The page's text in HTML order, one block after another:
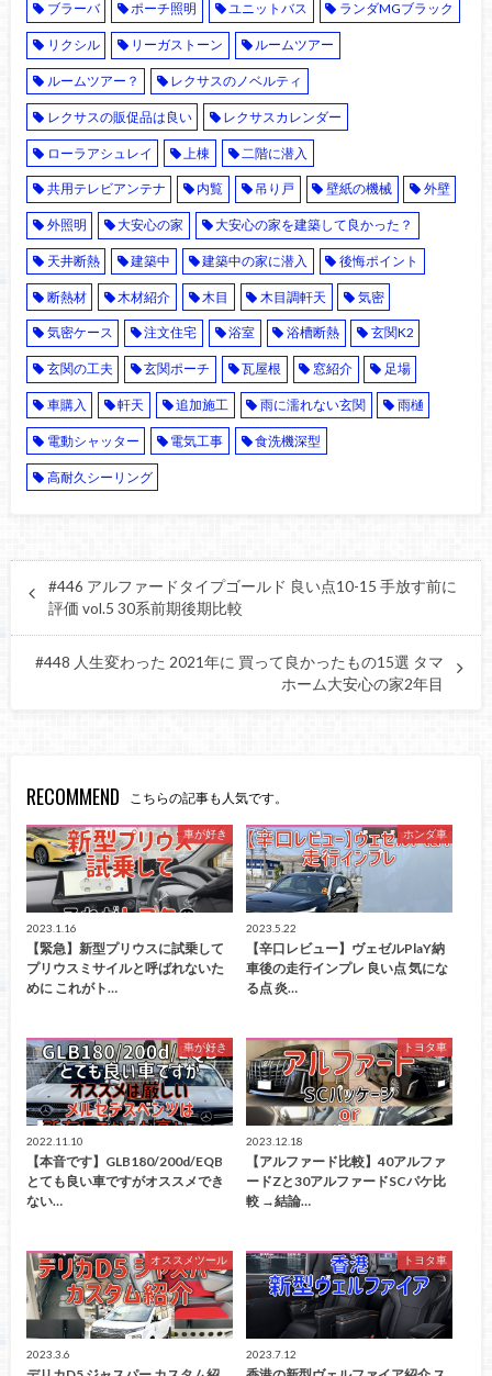
ブラーバ ポーチ照明 ユニットバス ランダMGブラック
リクシル リーガストーン ルームツアー
ルームツアー？ レクサスのノベルティ
レクサスの販促品は良い レクサスカレンダー
ローラアシュレイ 上棟 二階に潜入
共用テレビアンテナ 内覧 吊り戸 壁紙の機械 外壁
外照明 大安心の家 大安心の家を建築して良かった？
天井断熱 建築中 建築中の家に潜入 後悔ポイント
断熱材 木材紹介 木目 木目調軒天 気密
気密ケース 注文住宅 浴室 浴槽断熱 玄関K2
玄関の工夫 玄関ポーチ 瓦屋根 窓紹介 足場
車購入 軒天 追加施工 雨に濡れない玄関 雨樋
電動シャッター 電気工事 食洗機深型
高耐久シーリング
#446 アルファードタイプゴールド 良い点10-15 手放す前に
評価 vol.5 30系前期後期比較
#448 人生変わった 2021年に 買って良かったもの15選 タマ
ホーム大安心の家2年目
RECOMMEND こちらの記事も人気です。
車が好き
2023.1.16
【緊急】新型プリウスに試乗して
プリウスミサイルと呼ばれないた
めに これがト…
ホンダ車
2023.5.22
【辛口レビュー】ヴェゼルPlaY納
車後の走行インプレ 良い点 気にな
る点 炎…
車が好き
2022.11.10
【本音です】GLB180/200d/EQB
とても良い車ですがオススメでき
ない…
トヨタ車
2023.12.18
【アルファード比較】40アルファ
ードZと30アルファードSCパケ比
較 →結論…
オススメツール
2023.3.6
トヨタ車
2023.7.12